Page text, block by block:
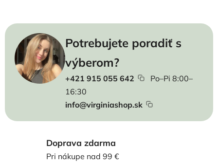
Potrebujete poradiť s
výberom?
+421 915 055 642
Po–Pi 8:00–
16:30
info@virginiashop.sk
Doprava zdarma
Pri nákupe nad 99 €